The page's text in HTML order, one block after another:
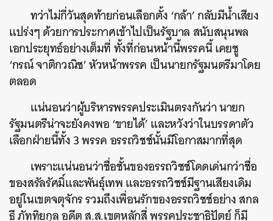
ทว่าไม่กี่วันสุดท้ายก่อนเลือกตั้ง‘กล้า’กลับมีน้ำเสียง
แปร่งๆ ด้วยการประกาศเข้าไปเป็นรัฐบาล สนับสนุนพล
เอกประยุทธ์อย่างเต็มที่ ทั้งที่ก่อนหน้านี้พรรคนี้ เคยชู
‘กรณ์ จาติกวณิช’หัวหน้าพรรค เป็นนายกรัฐมนตรีมาโดย
ตลอด
แน่นอนว่าผู้บริหารพรรคประเมินตรงกันว่า นายก
รัฐมนตรีน่าจะยังคงพอ‘ขายได้’และหวังว่าในบรรดาตัว
เลือกฝ่ายนี้ทั้ง3พรรค อรรถวิชช์นั้นมีโอกาสมากที่สุด
เพราะแน่นอนว่าชื่อชั้นของอรรถวิชช์โดดเด่นกว่าชื่อ
ของสรัลรัศมิ์และพันธุ์เทพ และอรรถวิชช์มีฐานเสียงเดิม
อยู่ในเขตจตุจักร รวมถึงเพื่อนรักของอรรถวิชช์อย่าง สกล
ธี ภัททิยกุล อดีต ส.ส.เขตหลักสี่ พรรคประชาธิปัตย์ ก็มี